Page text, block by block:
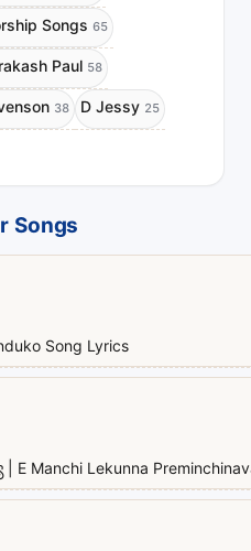
Songs 65
Paul 58
38 D Jessy 25
Songs
Song Lyrics
Lekunna